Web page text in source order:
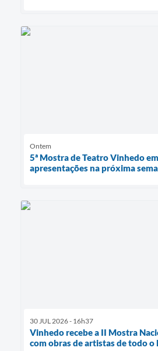
Ontem
5ª Mostra de Teatro Vinhedo
apresentações na próxima
30 JUL 2026 - 16h37
Vinhedo recebe a II Mostra
com obras de artistas de todo o